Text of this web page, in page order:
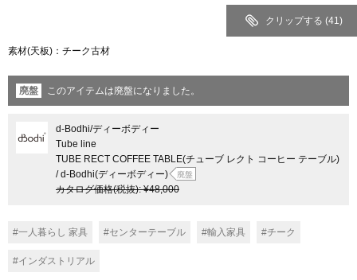
クリップする (41)
素材(天板)：チーク古材
廃盤 このアイテムは廃盤になりました。
d-Bodhi/ディーボディー
Tube line
TUBE RECT COFFEE TABLE(チューブ レクト コーヒー テーブル)
/ d-Bodhi(ディーボディー)
廃盤
カタログ価格(税抜): ¥48,000
#一人暮らし 家具 #センターテーブル #輸入家具 #チーク
#インダストリアル